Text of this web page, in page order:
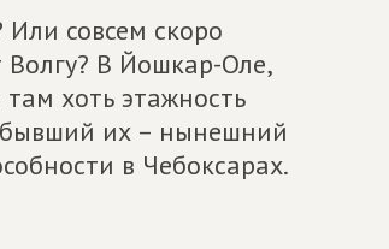
совсем скоро
В Йошкар-Оле,
хоть этажность
бывший их – нынешний
в Чебоксарах.